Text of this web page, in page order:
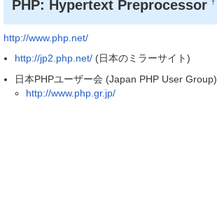
一覧
PHP: Hypertext Preprocessor†
http://www.php.net/
http://jp2.php.net/ (日本のミラーサイト)
日本PHPユーザー会 (Japan PHP User Group)
http://www.php.gr.jp/